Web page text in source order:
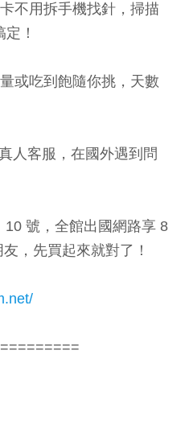
不用拆手機找針，掃描
！
或吃到飽隨你挑，天數
人客服，在國外遇到問
10 號，全館出國網路享 8
，先買起來就對了！